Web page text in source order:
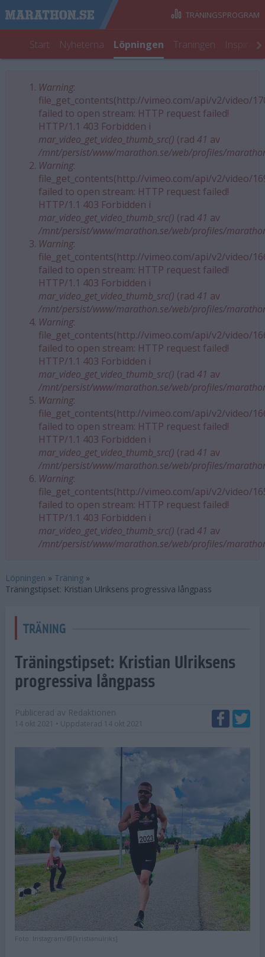
Start Nyheterna Löpningen Träningen
TRÄNINGSPROGRAM
Felmeddelande
Warning:
file_get_contents(http://vimeo.com/api/v2/video/
failed to open stream: HTTP request failed!
HTTP/1.1 403 Forbidden i
mar_video_get_video_thumb_src() (rad 41 av
/mnt/persist/www/marathon.se/web/profiles/
Warning:
file_get_contents(http://vimeo.com/api/v2/video/
failed to open stream: HTTP request failed!
HTTP/1.1 403 Forbidden i
mar_video_get_video_thumb_src() (rad 41 av
/mnt/persist/www/marathon.se/web/profiles/
Warning:
file_get_contents(http://vimeo.com/api/v2/video/
failed to open stream: HTTP request failed!
HTTP/1.1 403 Forbidden i
mar_video_get_video_thumb_src() (rad 41 av
/mnt/persist/www/marathon.se/web/profiles/
Warning:
file_get_contents(http://vimeo.com/api/v2/video/
failed to open stream: HTTP request failed!
HTTP/1.1 403 Forbidden i
mar_video_get_video_thumb_src() (rad 41 av
/mnt/persist/www/marathon.se/web/profiles/
Warning:
file_get_contents(http://vimeo.com/api/v2/video/
failed to open stream: HTTP request failed!
HTTP/1.1 403 Forbidden i
mar_video_get_video_thumb_src() (rad 41 av
/mnt/persist/www/marathon.se/web/profiles/
Warning:
file_get_contents(http://vimeo.com/api/v2/video/
failed to open stream: HTTP request failed!
HTTP/1.1 403 Forbidden i
mar_video_get_video_thumb_src() (rad 41 av
/mnt/persist/www/marathon.se/web/profiles/
Löpningen » Träning »
Träningstipset: Kristian Ulriksens progressiva långpass
TRÄNING
Träningstipset: Kristian Ulriksens
progressiva långpass
Publicerad av Redaktionen
14 okt 2021 • Uppdaterad 14 okt 2021
Foto: Instagram/@[kristianulriks]